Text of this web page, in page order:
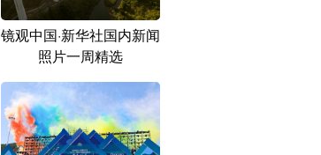
镜观中国·新华社国内新闻
照片一周精选